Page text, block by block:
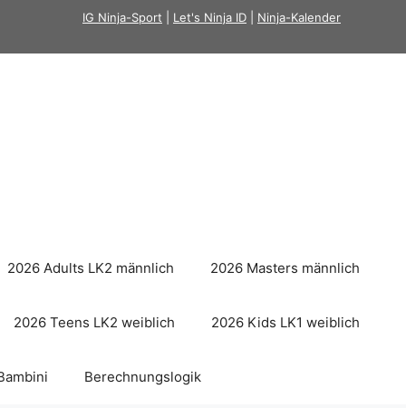
IG Ninja-Sport Let's Ninja ID Ninja-Kalender
2026 Adults LK2 männlich 2026 Masters männlich
2026 Teens LK2 weiblich 2026 Kids LK1 weiblich
Berechnungslogik